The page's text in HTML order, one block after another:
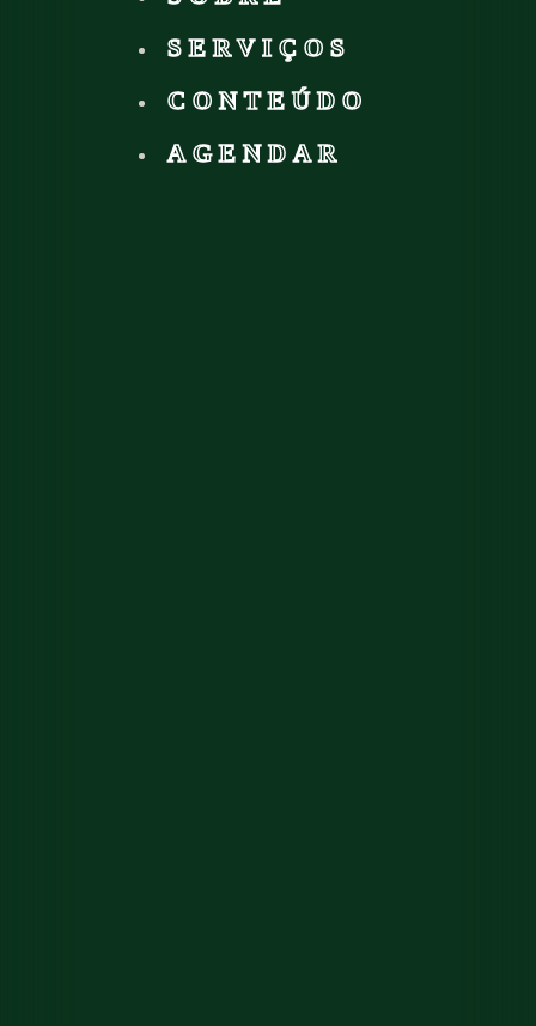
SERVIÇOS
CONTEÚDO
AGENDAR